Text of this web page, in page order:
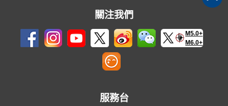
關注我們
M5.0+
M6.0+
服務台